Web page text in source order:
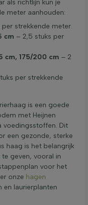
als richtlijn kun je
meter aanhouden:
per strekkende meter.
cm – 2,5 stuks per
cm, 175/200 cm – 2
per strekkende
is een goede
met Heijnen
Dit
een gezonde, sterke
haag is het belangrijk
geven, vooral in
voor het
onze hagen
en laurierplanten